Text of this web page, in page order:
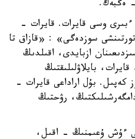
ەڭبەك.
وسى قايرات. قايرات -
سوزدەگى» : «قازاق تا
ازبايدى، اقىلدىڭ
بايلاۋلىلىقتىڭ
كەپىل. بۇل اراداعى قايرات -
رۋحتىڭ
ءۇش ۇعىمنىڭ - اقىل،